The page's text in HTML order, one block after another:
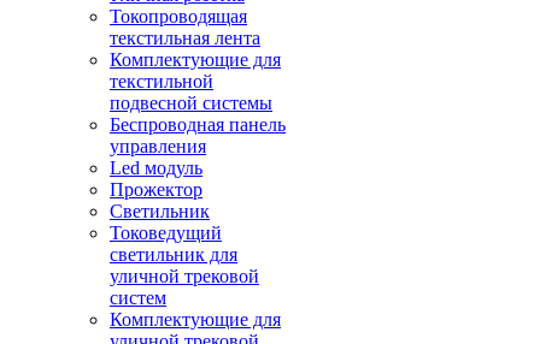
Токопроводящая
текстильная лента
Комплектующие для
текстильной
подвесной системы
Беспроводная панель
управления
Led модуль
Прожектор
Светильник
Токоведущий
светильник для
уличной трековой
систем
Комплектующие для